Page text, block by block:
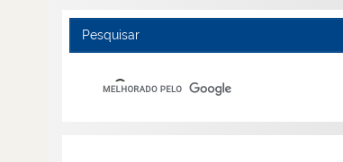
Pesquisar